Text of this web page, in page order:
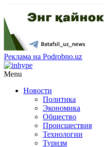
Реклама на Podrobno.uz
Menu
Новости
Политика
Экономика
Общество
Происшествия
Технологии
Туризм